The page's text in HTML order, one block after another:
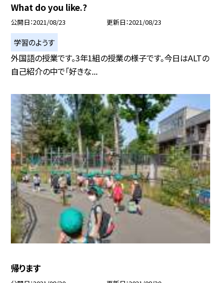
What do you like.?
公開日 2021/08/23 更新日 2021/08/23
学習のようす
外国語の授業です。3年1組の授業の様子です。今日はALTの
自己紹介の中で「好きな...
帰ります